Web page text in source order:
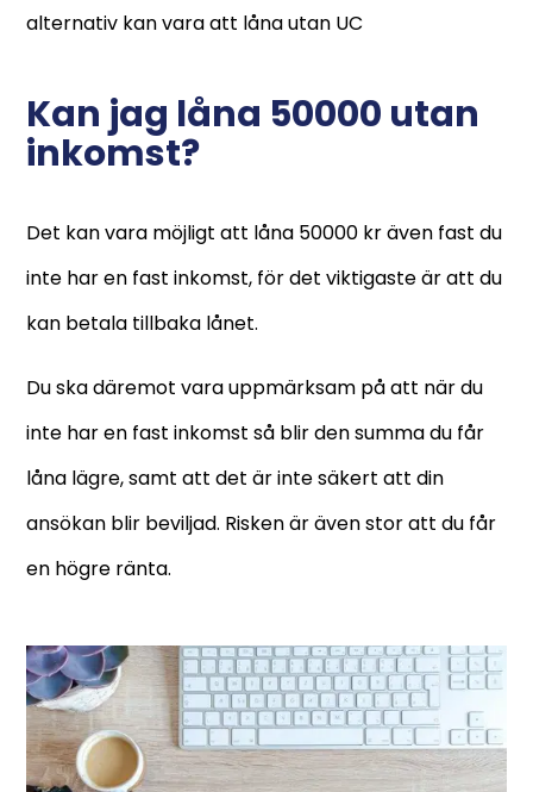
alternativ kan vara att låna utan UC
Kan jag låna 50000 utan
inkomst?
Det kan vara möjligt att låna 50000 kr även fast du
inte har en fast inkomst, för det viktigaste är att du
kan betala tillbaka lånet.
Du ska däremot vara uppmärksam på att när du
inte har en fast inkomst så blir den summa du får
låna lägre, samt att det är inte säkert att din
ansökan blir beviljad. Risken är även stor att du får
en högre ränta.